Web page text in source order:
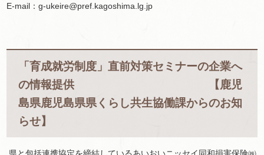
E-mail：g-ukeire@pref.kagoshima.lg.jp
「育成就労制度」直前対策セミナーの企業へ
の情報提供 【鹿児
島県鹿児島県県くらし共生協働課からのお知
らせ】
県と包括連携協定を締結しているあいおいニッセイ同和損害保険㈱